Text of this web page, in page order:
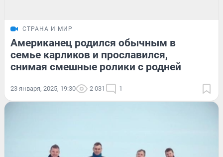
СТРАНА И МИР
Американец родился обычным в
семье карликов и прославился,
снимая смешные ролики с родней
23 января, 2025, 19:30 2 031 1